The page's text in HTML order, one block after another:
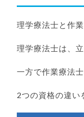
理学療法士と作
理学療法士は、
一方で作業療法
2つの資格の違い